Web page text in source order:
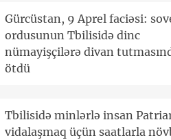
Gürcüstan, 9 Aprel faciəsi:
ordusunun Tbilisidə dinc
nümayişçilərə divan
ötdü
Tbilisidə minlərlə insan
vidalaşmaq üçün saatlarla